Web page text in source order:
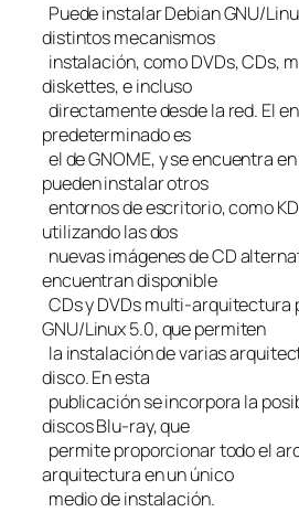
Puede instalar Debian GNU/
distintos mecanismos
instalación, como DVDs, CDs,
diskettes, e incluso
directamente desde la red. El
predeterminado es
el de GNOME, y se encuentra
pueden instalar otros
entornos de escritorio, como
utilizando las dos
nuevas imágenes de CD
encuentran disponible
CDs y DVDs multi-arquitectura
GNU/Linux 5.0, que permiten
la instalación de varias
disco. En esta
publicación se incorpora la
discos Blu-ray, que
permite proporcionar todo el
arquitectura en un único
medio de instalación.